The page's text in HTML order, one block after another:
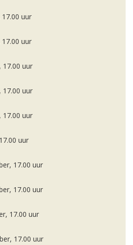
uur
uur
17.00 uur
17.00 uur
17.00 uur
uur
17.00 uur
17.00 uur
17.00 uur
17.00 uur